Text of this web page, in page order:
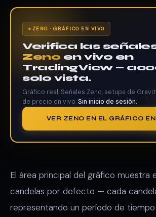
ZENO · GRÁFICO EN VIVO
Verifica las
Zeno en vivo en
TradingView —
solo vista.
Gráfico real. Señales Zeno, setups de
de precio en vivo.Sin inicio de sesión.
VER ZENO EN EL GRÁFICO
El área principal del gráfico muestra
candelas por defecto — cada
representando un período de